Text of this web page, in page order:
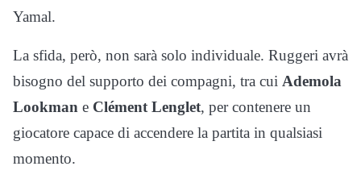
Yamal.
La sfida, però, non sarà solo individuale. Ruggeri avrà
bisogno del supporto dei compagni, tra cui Ademola
Lookman e Clément Lenglet, per contenere un
giocatore capace di accendere la partita in qualsiasi
momento.